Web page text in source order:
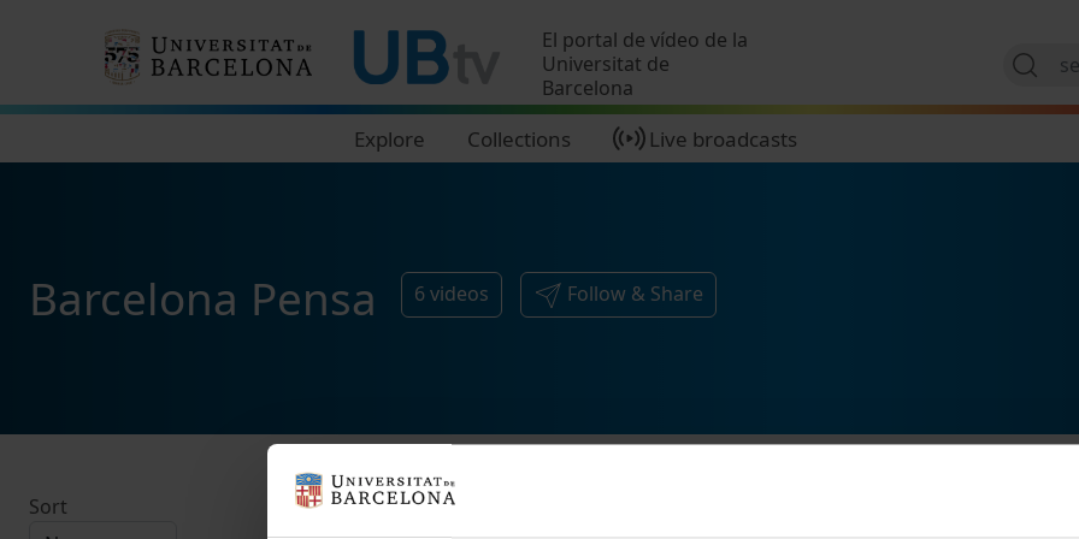
El portal de vídeo de la
Universitat de
Barcelona
Explore Collections Live broadcasts
Barcelona Pensa 6 videos Follow & Share
Sort